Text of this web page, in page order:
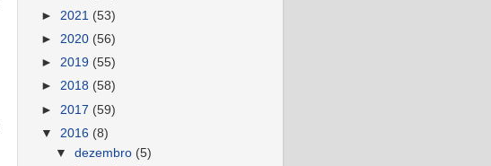
► 2021 (53)
► 2020 (56)
► 2019 (55)
► 2018 (58)
► 2017 (59)
▼ 2016 (8)
▼dezembro (5)